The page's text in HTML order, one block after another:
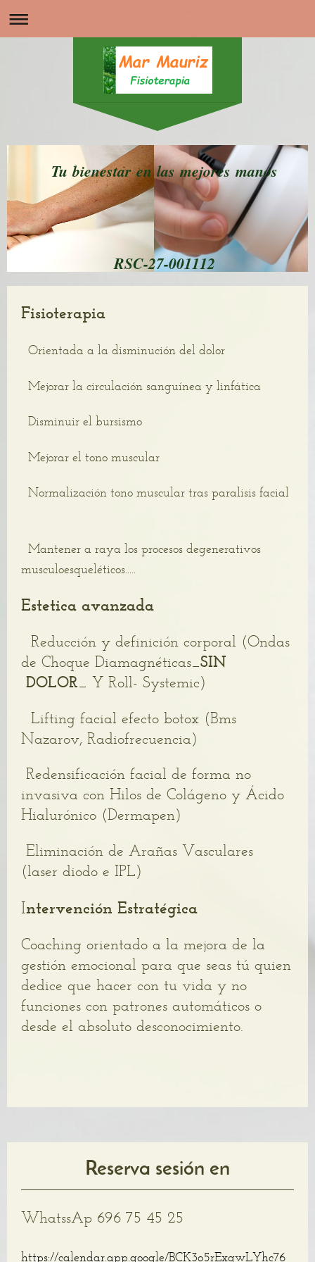
Tu bienestar en las mejores manos
RSC-27-001112
Fisioterapia
Orientada a la disminución del dolor
Mejorar la circulación sanguínea y linfática
Disminuir el bursismo
Mejorar el tono muscular
Normalización tono muscular tras paralisis facial
Mantener a raya los procesos degenerativos
musculoesqueléticos.....
Estetica avanzada
Reducción y definición corporal (Ondas
de Choque Diamagnéticas_SIN
DOLOR_ Y Roll- Systemic)
Lifting facial efecto botox (Bms
Nazarov, Radiofrecuencia)
Redensificación facial de forma no
invasiva con Hilos de Colágeno y Ácido
Hialurónico (Dermapen)
Eliminación de Arañas Vasculares
(laser diodo e IPL)
Intervención Estratégica
Coaching orientado a la mejora de la
gestión emocional para que seas tú quien
dedice que hacer con tu vida y no
funciones con patrones automáticos o
desde el absoluto desconocimiento.
Reserva sesión en
WhatssAp 696 75 45 25
https://calendar.app.google/BCK3o5rExqwLYhc76